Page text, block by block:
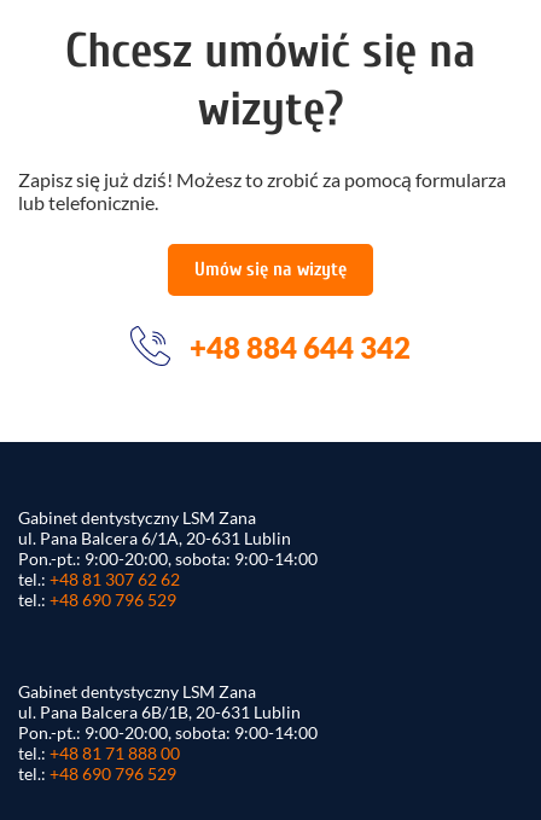
Chcesz umówić się na
wizytę?
Zapisz się już dziś! Możesz to zrobić za pomocą formularza
lub telefonicznie.
Umów się na wizytę
+48 884 644 342
Gabinet dentystyczny LSM Zana
ul. Pana Balcera 6/1A, 20-631 Lublin
Pon.-pt.: 9:00-20:00, sobota: 9:00-14:00
tel.: +48 81 307 62 62
tel.: +48 690 796 529
Gabinet dentystyczny LSM Zana
ul. Pana Balcera 6B/1B, 20-631 Lublin
Pon.-pt.: 9:00-20:00, sobota: 9:00-14:00
tel.: +48 81 71 888 00
tel.: +48 690 796 529